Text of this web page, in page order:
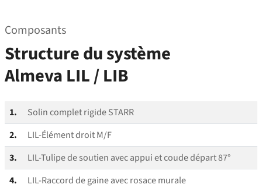
Composants
Structure du système
Almeva LIL / LIB
1.
Solin complet rigide STARR
2.
LIL-Élément droit M/F
3.
LIL-Tulipe de soutien avec appui et coude départ 87°
4.
LIL-Raccord de gaine avec rosace murale